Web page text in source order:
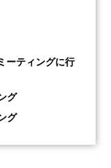
ーティングに行
グ
グ